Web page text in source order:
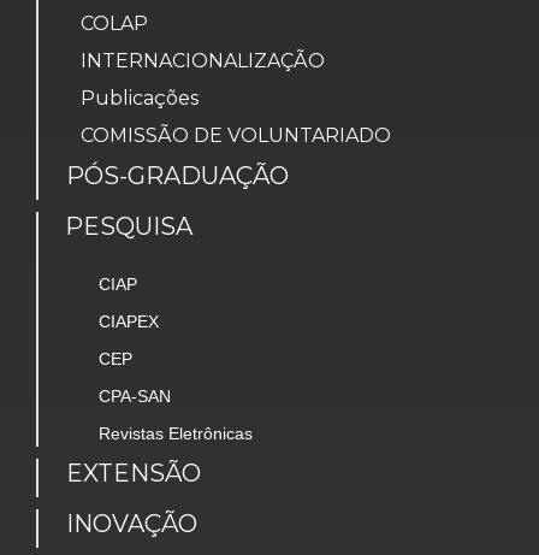
COLAP
INTERNACIONALIZAÇÃO
Publicações
COMISSÃO DE VOLUNTARIADO
PÓS-GRADUAÇÃO
PESQUISA
CIAP
CIAPEX
CEP
CPA-SAN
Revistas Eletrônicas
EXTENSÃO
INOVAÇÃO